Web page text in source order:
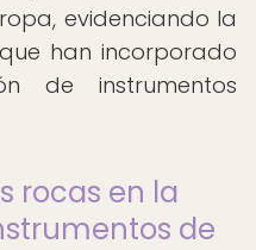
evidenciando la
han incorporado
de instrumentos
rocas en la
de